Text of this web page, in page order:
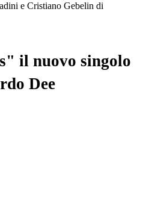
e Cristiano Gebelin di
il nuovo singolo
Dee